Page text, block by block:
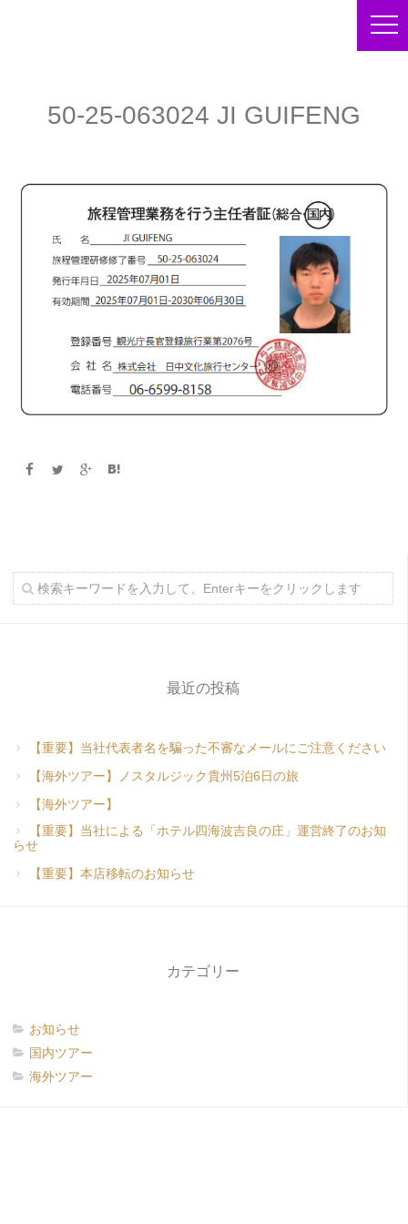
50-25-063024 JI GUIFENG
最近の投稿
【重要】当社代表者名を騙った不審なメールにご注意ください
【海外ツアー】ノスタルジック貴州5泊6日の旅
【海外ツアー】
【重要】当社による「ホテル四海波吉良の庄」運営終了のお知
らせ
【重要】本店移転のお知らせ
カテゴリー
お知らせ
国内ツアー
海外ツアー